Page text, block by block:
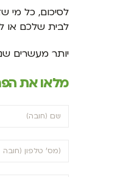
לסיכום, כל מי
לבית שלכם או
יותר מעשרים
מלאו את